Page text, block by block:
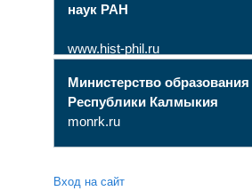
наук РАН
www.hist-phil.ru
Министерство образования
Республики Калмыкия
monrk.ru
Вход на сайт